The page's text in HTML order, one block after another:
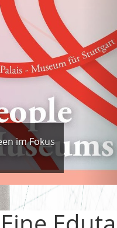
im Fokus